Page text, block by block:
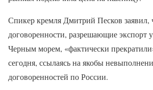
Спикер кремля Дмитрий Песков заявил,
договоренности, разрешающие экспорт
Черным морем, «фактически
сегодня, ссылаясь на якобы
договоренностей по России.